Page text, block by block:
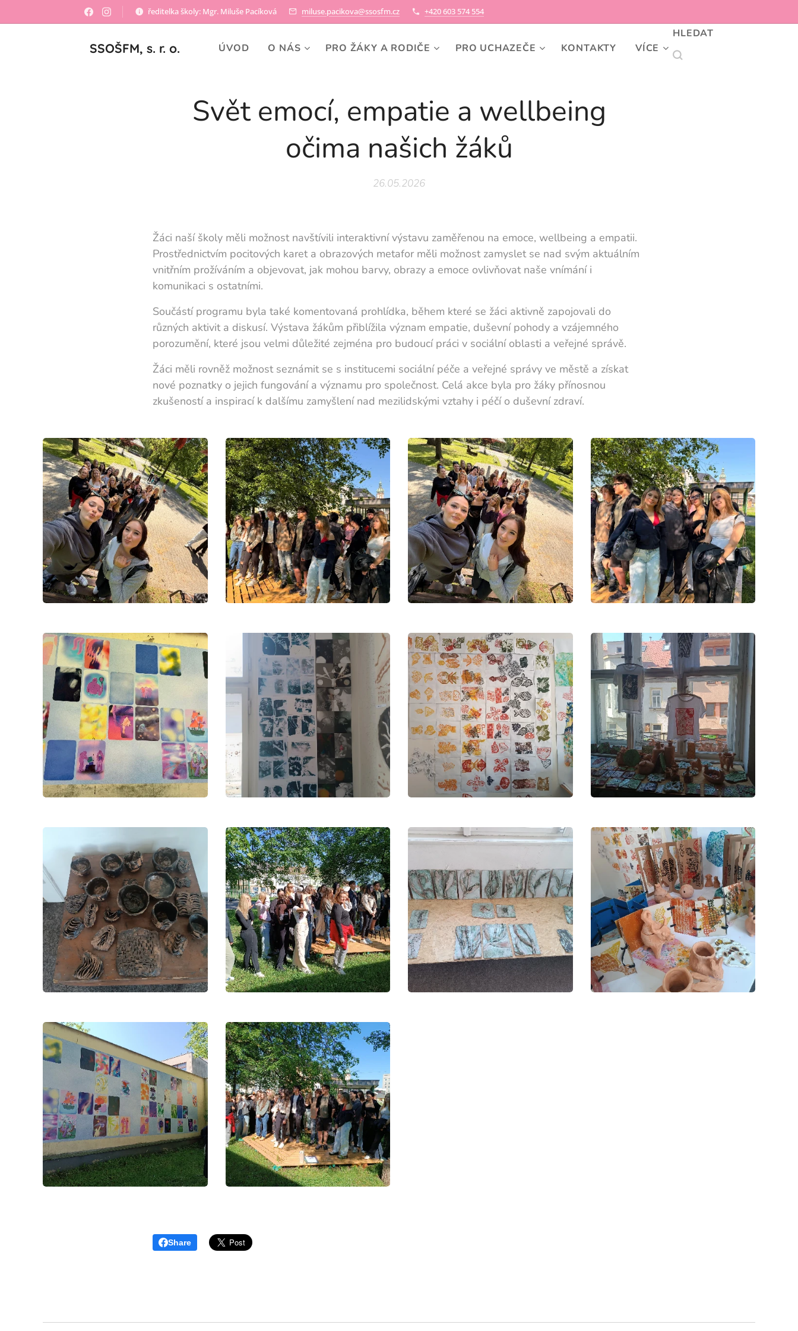
ředitelka školy: Mgr. Miluše Pacíková miluse.pacikova@ssosfm.cz +420 603 574 554
SSOŠFM, s. r. o. ÚVOD O NÁS PRO ŽÁKY A RODIČE PRO UCHAZEČE KONTAKTY VÍCE
HLEDAT
Svět emocí, empatie a wellbeing
očima našich žáků
26.05.2026
Žáci naší školy měli možnost navštívili interaktivní výstavu zaměřenou na emoce, wellbeing a empatii.
Prostřednictvím pocitových karet a obrazových metafor měli možnost zamyslet se nad svým aktuálním
vnitřním prožíváním a objevovat, jak mohou barvy, obrazy a emoce ovlivňovat naše vnímání i
komunikaci s ostatními.
Součástí programu byla také komentovaná prohlídka, během které se žáci aktivně zapojovali do
různých aktivit a diskusí. Výstava žákům přiblížila význam empatie, duševní pohody a vzájemného
porozumění, které jsou velmi důležité zejména pro budoucí práci v sociální oblasti a veřejné správě.
Žáci měli rovněž možnost seznámit se s institucemi sociální péče a veřejné správy ve městě a získat
nové poznatky o jejich fungování a významu pro společnost. Celá akce byla pro žáky přínosnou
zkušeností a inspirací k dalšímu zamyšlení nad mezilidskými vztahy i péčí o duševní zdraví.
Share